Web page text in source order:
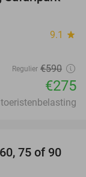
9.1 star
Regulier €590
€275
49%
75 of 90